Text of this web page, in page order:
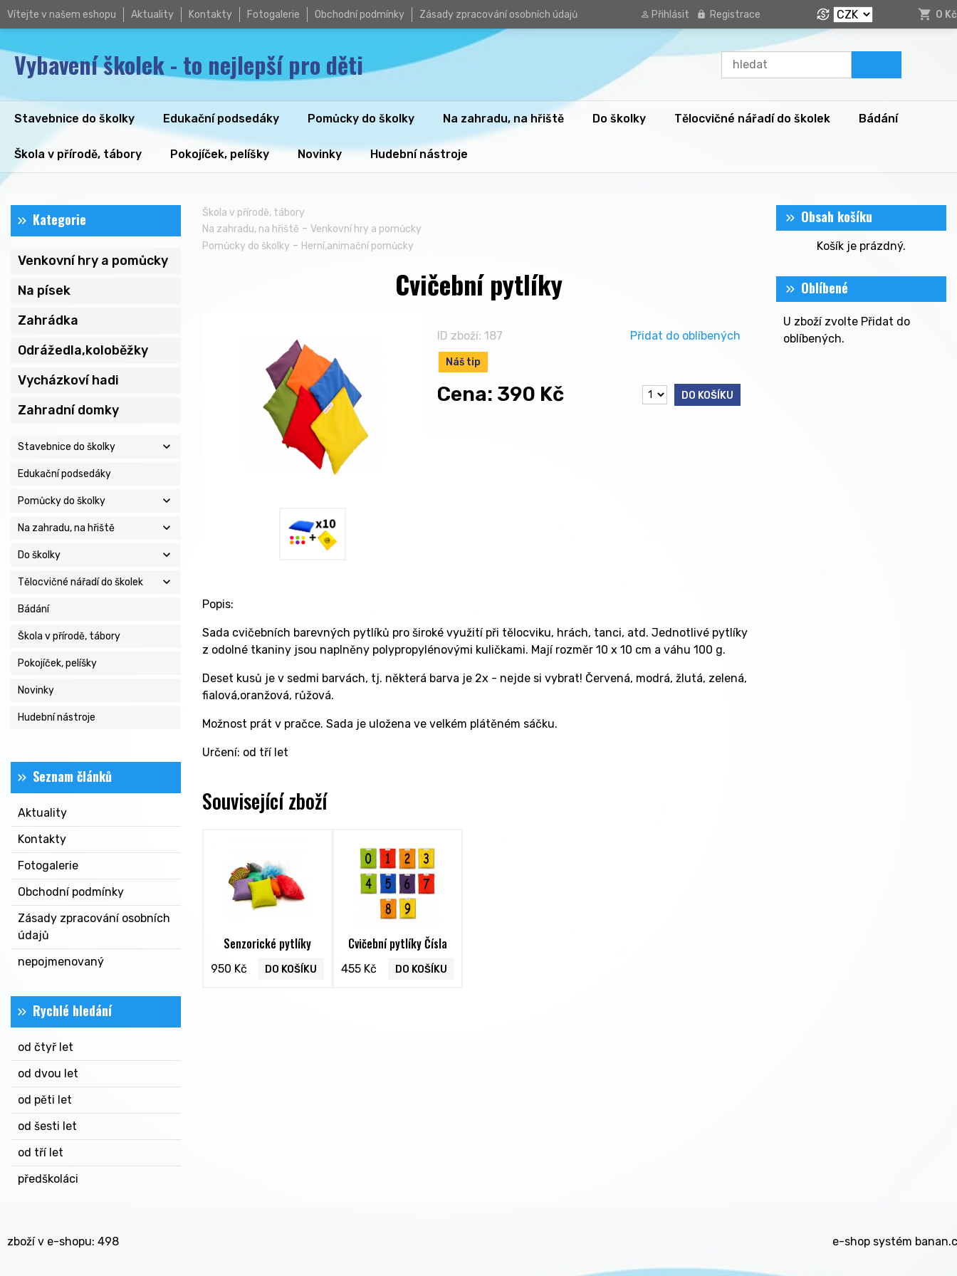
Vítejte v našem eshopu Aktuality Kontakty Fotogalerie Obchodní podmínky Zásady zpracování osobních údajů Přihlásit Registrace 0 Kč
Vybavení školek - to nejlepší pro děti
Stavebnice do školky Edukační podsedáky Pomůcky do školky Na zahradu, na hřiště Do školky Tělocvičné nářadí do školek Bádání
Škola v přírodě, tábory Pokojíček, pelíšky Novinky Hudební nástroje
Kategorie
Venkovní hry a pomůcky
Na písek
Zahrádka
Odrážedla,koloběžky
Vycházkoví hadi
Zahradní domky
Stavebnice do školky expand_more
Edukační podsedáky
Pomůcky do školky expand_more
Na zahradu, na hřiště expand_more
Do školky expand_more
Tělocvičné nářadí do školek expand_more
Bádání
Škola v přírodě, tábory
Pokojíček, pelíšky
Novinky
Hudební nástroje
Seznam článků
Aktuality
Kontakty
Fotogalerie
Obchodní podmínky
Zásady zpracování osobních
údajů
nepojmenovaný
Rychlé hledání
od čtyř let
od dvou let
od pěti let
od šesti let
od tří let
předškoláci
Škola v přírodě, tábory
Na zahradu, na hřiště - Venkovní hry a pomůcky
Pomůcky do školky - Herní,animační pomůcky
Cvičební pytlíky
ID zboží: 187
Náš tip
Přidat do oblíbených
Cena: 390 Kč DO KOŠÍKU
Popis:
Sada cvičebních barevných pytlíků pro široké využití při tělocviku, hrách, tanci, atd. Jednotlivé pytlíky
z odolné tkaniny jsou naplněny polypropylénovými kuličkami. Mají rozměr 10 x 10 cm a váhu 100 g.
Deset kusů je v sedmi barvách, tj. některá barva je 2x - nejde si vybrat! Červená, modrá, žlutá, zelená,
fialová,oranžová, růžová.
Možnost prát v pračce. Sada je uložena ve velkém plátěném sáčku.
Určení: od tří let
Související zboží
Senzorické pytlíky
950 Kč DO KOŠÍKU
Cvičební pytlíky Čísla
455 Kč DO KOŠÍKU
Obsah košíku
Košík je prázdný.
Oblíbené
U zboží zvolte Přidat do
oblíbených.
zboží v e-shopu: 498 e-shop systém